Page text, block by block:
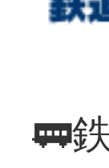
🚃